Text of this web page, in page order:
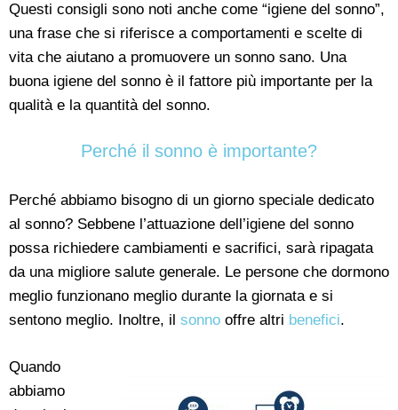
Questi consigli sono noti anche come “igiene del sonno”,
una frase che si riferisce a comportamenti e scelte di
vita che aiutano a promuovere un sonno sano. Una
buona igiene del sonno è il fattore più importante per la
qualità e la quantità del sonno.
Perché il sonno è importante?
Perché abbiamo bisogno di un giorno speciale dedicato
al sonno? Sebbene l’attuazione dell’igiene del sonno
possa richiedere cambiamenti e sacrifici, sarà ripagata
da una migliore salute generale. Le persone che dormono
meglio funzionano meglio durante la giornata e si
sentono meglio. Inoltre, il sonno offre altri benefici.
Quando
abbiamo